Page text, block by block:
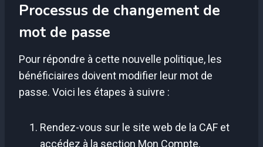
Processus de changement de
mot de passe
Pour répondre à cette nouvelle politique, les
bénéficiaires doivent modifier leur mot de
passe. Voici les étapes à suivre :
Rendez-vous sur le site web de la CAF et
accédez à la section Mon Compte.